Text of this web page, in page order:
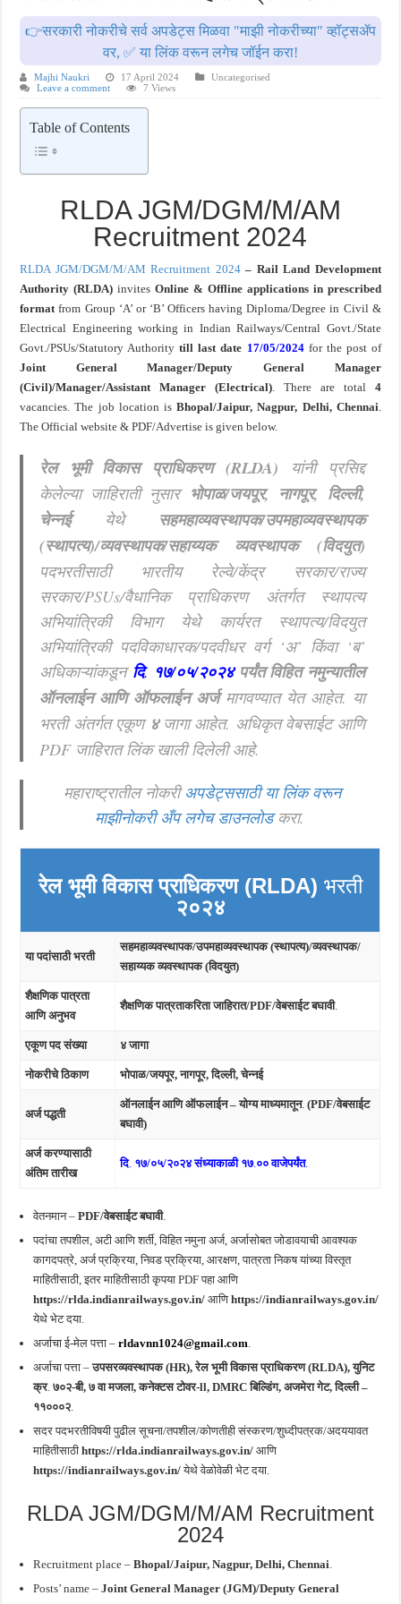
खुशखबर ! नागपूर विद्यापीठ मध्ये १३९ सहायक प्राध्यापक पदांची भरती सुरु ! Nagpur
👉सरकारी नोकरीचे सर्व अपडेट्स मिळवा "माझी नोकरीच्या" व्हॉट्सॲप
वर, ✅ या लिंक वरून लगेच जॉईन करा!
Majhi Naukri 17 April 2024
Uncategorised
Leave a comment
7 Views
Table of Contents
RLDA JGM/DGM/M/AM
Recruitment 2024
RLDA JGM/DGM/M/AM Recruitment 2024– Rail Land Development
Authority (RLDA)invitesOnline & Offline applications in prescribed
formatfrom Group ‘A’ or ‘B’ Officers having Diploma/Degree in Civil &
Electrical Engineering working in Indian Railways/Central Govt./State
Govt./PSUs/Statutory Authoritytill lastdate 17/05/2024 for the post of
Joint General Manager/Deputy General Manager
(Civil)/Manager/Assistant Manager (Electrical). There are total4
vacancies. The job location isBhopal/Jaipur, Nagpur, Delhi, Chennai.
The Official website & PDF/Advertise is given below.
रेल भूमी विकास प्राधिकरण (RLDA)
यांनी प्रसिद्द
केलेल्या जाहिराती नुसार भोपाळ/जयपूर, नागपूर, दिल्ली,
चेन्नईयेथे सहमहाव्यवस्थापक/उपमहाव्यवस्थापक
(स्थापत्य)/व्यवस्थापक/सहाय्यक व्यवस्थापक (विदयुत)
पदभरतीसाठी भारतीय रेल्वे/केंद्र सरकार/राज्य
सरकार/PSUs/वैधानिक प्राधिकरण अंतर्गत स्थापत्य
अभियांत्रिकी विभाग येथे कार्यरत स्थापत्य/विदयुत
अभियांत्रिकी पदविकाधारक/पदवीधर वर्ग ‘अ’ किंवा ‘ब’
अधिकाऱ्यांकडूनदि. १७/०५/२०२४पर्यंत विहित नमुन्यातील
ऑनलाईन आणि ऑफलाईन अर्जमागवण्यात येत आहेत. या
भरती अंतर्गत एकूण४जागा आहेत. अधिकृत वेबसाईट आणि
PDF जाहिरात लिंक खाली दिलेली आहे.
महाराष्ट्रातील नोकरीअपडेट्ससाठी या लिंक वरून
माझीनोकरी अँप लगेच डाउनलोडकरा.
रेल भूमी विकास प्राधिकरण (RLDA) भरती
२०२४
या पदांसाठी भरती
सहमहाव्यवस्थापक/उपमहाव्यवस्थापक (स्थापत्य)/व्यवस्थापक/
सहाय्यक व्यवस्थापक (विदयुत)
शैक्षणिक पात्रता
आणि अनुभव
शैक्षणिक पात्रताकरिता जाहिरात/PDF/वेबसाईट बघावी.
एकूण पद संख्या ४ जागा
नोकरीचे ठिकाण भोपाळ/जयपूर, नागपूर, दिल्ली, चेन्नई
अर्ज पद्धती
ऑनलाईन आणि ऑफलाईन – योग्य माध्यमातून. (PDF/वेबसाईट
बघावी)
अर्ज करण्यासाठी
अंतिम तारीख
दि. १७/०५/२०२४ संध्याकाळी १७.०० वाजेपर्यंत.
वेतनमान – PDF/वेबसाईट बघावी.
पदांचा तपशील, अटी आणि शर्ती, विहित नमुना अर्ज, अर्जासोबत जोडावयाची आवश्यक
कागदपत्रे, अर्ज प्रक्रिया, निवड प्रक्रिया, आरक्षण, पात्रता निकष यांच्या विस्तृत
माहितीसाठी, इतर माहितीसाठी कृपया PDF पहा आणि
https://rlda.indianrailways.gov.in/आणिhttps://indianrailways.gov.in/
येथे भेट दया.
अर्जाचा ई-मेल पत्ता –rldavnn1024@gmail.com
अर्जाचा पत्ता –उपसरव्यवस्थापक (HR),रेल भूमी विकास प्राधिकरण (RLDA), युनिट
क्र. ७०२-बी, ७ वा मजला, कनेक्टस टोवर-ll, DMRC बिल्डिंग, अजमेरा गेट, दिल्ली –
११०००२
सदर पदभरतीविषयी पुढील सूचना/तपशील/कोणतीही संस्करण/शुध्दीपत्रक/अदययावत
माहितीसाठीhttps://rlda.indianrailways.gov.in/आणि
https://indianrailways.gov.in/येथे वेळोवेळी भेट दया.
RLDA JGM/DGM/M/AM Recruitment
2024
Recruitment place –Bhopal/Jaipur, Nagpur, Delhi, Chennai
Posts’ name –Joint General Manager (JGM)/Deputy General